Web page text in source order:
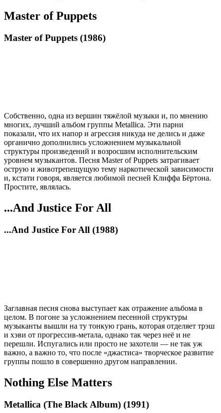
Master of Puppets
Master of Puppets (1986)
Собственно, одна из вершин тяжёлой музыки и, по мнению
многих, лучший альбом группы Metallica. Эти парни
показали, что их напор и агрессия никуда не делись и даже
органично дополнились усложнением музыкальной
структуры произведений и возросшим исполнительским
уровнем музыкантов. Песня Master of Puppets затрагивает
острую и животрепещущую тему наркотической зависимости
и, кстати говоря, является любимой песней Клиффа Бёртона.
Простите, являлась.
...And Justice For All
...And Justice For All (1988)
Заглавная песня снова выступает как отражение альбома в
целом. В погоне за усложнением песенной структуры
музыканты вышли на ту тонкую грань, которая отделяет трэш
и хэви от прогрессив-метала, однако так через неё и не
перешли. Испугались или просто не захотели — не так уж
важно, а важно то, что после «джастиса» творческое развитие
группы пошло в совершенно другом направлении.
Nothing Else Matters
Metallica (The Black Album) (1991)